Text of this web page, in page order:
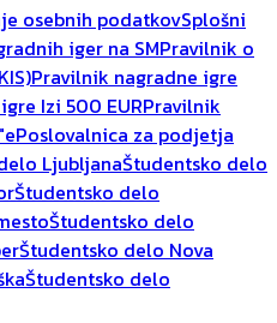
osebnih podatkovSplošni
iger na SMPravilnik o
Pravilnik nagradne igre
Izi 500 EURPravilnik
ePoslovalnica za podjetja
LjubljanaŠtudentsko delo
Študentsko delo
Študentsko delo
Študentsko delo Nova
Študentsko delo